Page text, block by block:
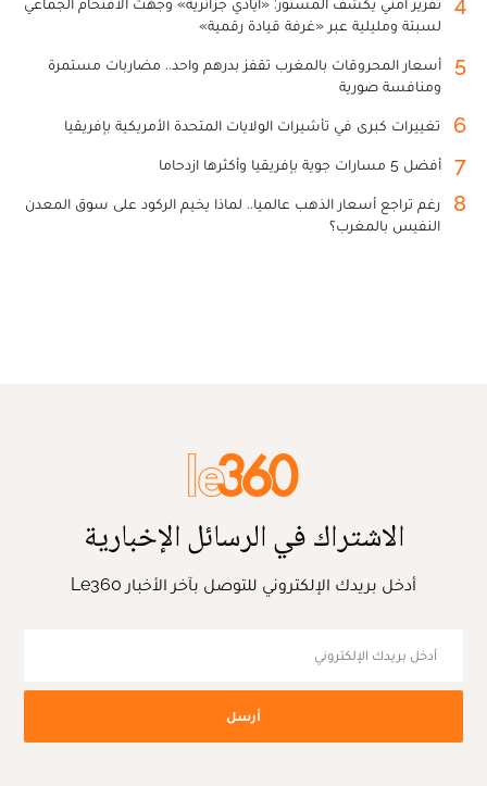
لسبتة ومليلية عبر «غرفة قيادة رقمية»
5
أسعار المحروقات بالمغرب تقفز بدرهم واحد.. مضاربات مستمرة
ومنافسة صورية
6 تغييرات كبرى في تأشيرات الولايات المتحدة الأمريكية بإفريقيا
7 أفضل 5 مسارات جوية بإفريقيا وأكثرها ازدحاما
8
رغم تراجع أسعار الذهب عالميا.. لماذا يخيم الركود على سوق المعدن
النفيس بالمغرب؟
الاشتراك في الرسائل الإخبارية
أدخل بريدك الإلكتروني للتوصل بآخر الأخبار Le360
أرسل